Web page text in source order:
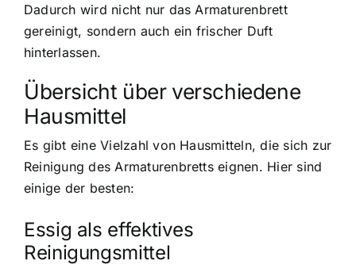
Dadurch wird nicht nur das Armaturenbrett
gereinigt, sondern auch ein frischer Duft
hinterlassen.
Übersicht über verschiedene
Hausmittel
Es gibt eine Vielzahl von Hausmitteln, die sich zur
Reinigung des Armaturenbretts eignen. Hier sind
einige der besten:
Essig als effektives
Reinigungsmittel